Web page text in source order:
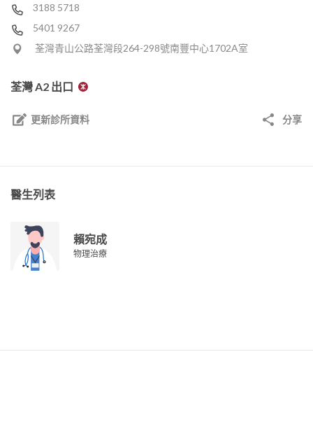
3188 5718
5401 9267
荃灣青山公路荃灣段264-298號南豐中心1702A室
荃灣 A2 出口
更新診所資料 分享
醫生列表
賴宛成
物理治療